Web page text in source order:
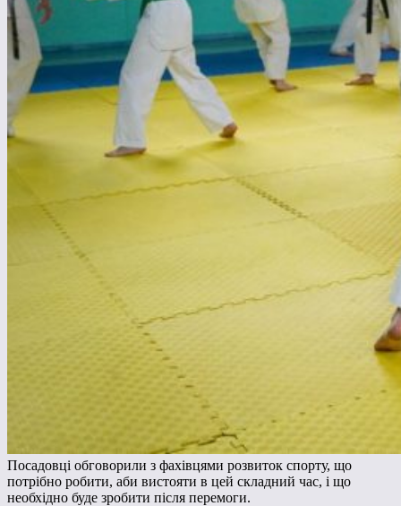
Посадовці обговорили з фахівцями розвиток спорту, що
потрібно робити, аби вистояти в цей складний час, і що
необхідно буде зробити після перемоги.